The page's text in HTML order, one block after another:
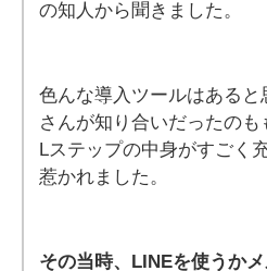
の知人から聞きました。
色んな導入ツールはあると
さんが知り合いだったのも
Lステップの中身がすごく
惹かれました。
その当時、LINEを使うか